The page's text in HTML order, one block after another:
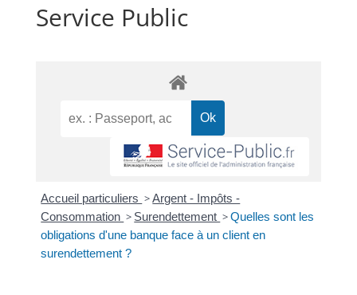
Service Public
Accueil particuliers >Argent - Impôts -
Consommation > Surendettement >Quelles sont les
obligations d'une banque face à un client en
surendettement ?